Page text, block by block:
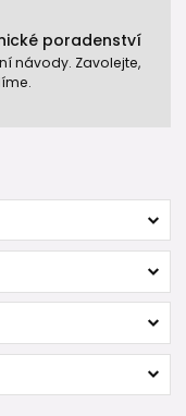
poradenství
návody. Zavolejte,